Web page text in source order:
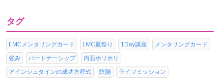
タグ
LMCメンタリングカード LMC夏祭り 1Day講座
メンタリングカード
強み
パートナーシップ
内面ホリホリ
アインシュタインの成功方程式
陰陽 ライフミッション